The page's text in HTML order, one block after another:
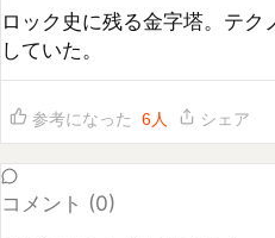
参考になった
コメント (0
まだコメントがありません